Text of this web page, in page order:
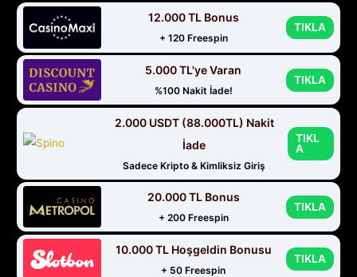
12.000 TL Bonus
+ 120 Freespin
TIKLA
5.000 TL'ye Varan
%100 Nakit İade!
TIKLA
2.000 USDT (88.000TL) Nakit
İade
Sadece Kripto & Kimliksiz Giriş
TIKL
A
20.000 TL Bonus
+ 200 Freespin
TIKLA
10.000 TL Hoşgeldin Bonusu
+ 50 Freespin
TIKLA